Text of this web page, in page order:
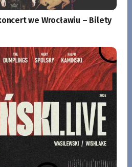
we Wrocławiu – Bilety